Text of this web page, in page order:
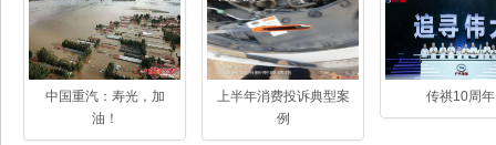
中国重汽：寿光，加
油！
上半年消费投诉典型案
例
传祺10周年